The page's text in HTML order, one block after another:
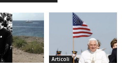
Articoli